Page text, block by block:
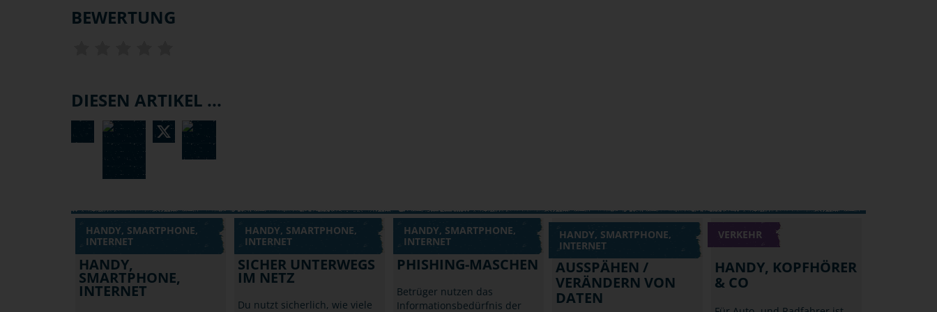
BEWERTUNG
DIESEN ARTIKEL ...
HANDY, SMARTPHONE,
INTERNET
HANDY,
SMARTPHONE,
INTERNET
HANDY, SMARTPHONE,
INTERNET
SICHER UNTERWEGS
IM NETZ
Du nutzt sicherlich, wie viele
HANDY, SMARTPHONE,
INTERNET
PHISHING-MASCHEN
Betrüger nutzen das
Informationsbedürfnis der
HANDY, SMARTPHONE,
INTERNET
AUSSPÄHEN /
VERÄNDERN VON
DATEN
VERKEHR
HANDY, KOPFHÖRER
& CO